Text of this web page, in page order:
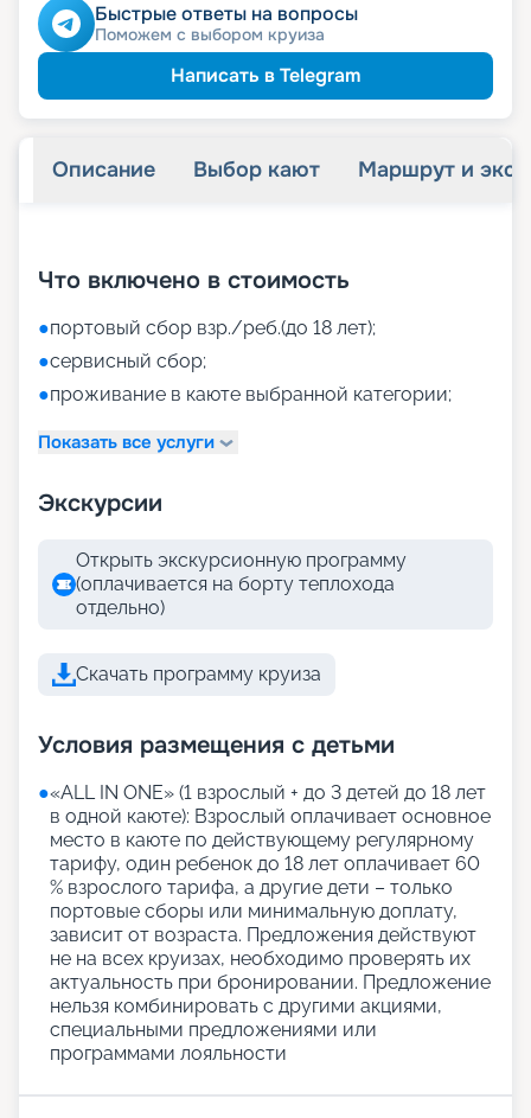
Быстрые ответы на вопросы
Поможем с выбором круиза
Написать в Telegram
Описание Выбор кают Маршрут и
Что включено в стоимость
●портовый сбор взр./реб.(до 18 лет);
●сервисный сбор;
●проживание в каюте выбранной категории;
Показать все услуги
Экскурсии
Открыть экскурсионную программу
(оплачивается на борту теплохода
отдельно)
Скачать программу круиза
Условия размещения с детьми
●«АLL IN ONE» (1 взрослый + до 3 детей до 18 лет
в одной каюте): Взрослый оплачивает основное
место в каюте по действующему регулярному
тарифу, один ребенок до 18 лет оплачивает 60
% взрослого тарифа, а другие дети – только
портовые сборы или минимальную доплату,
зависит от возраста. Предложения действуют
не на всех круизах, необходимо проверять их
актуальность при бронировании. Предложение
нельзя комбинировать с другими акциями,
специальными предложениями или
программами лояльности